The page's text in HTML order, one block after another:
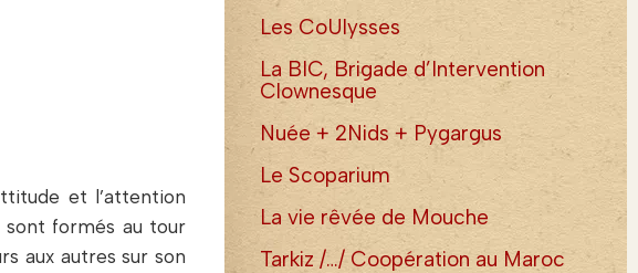
et l’attention
formés au tour
aux autres sur son
Les CoUlysses
La BIC, Brigade d’Intervention
Clownesque
Nuée + 2Nids + Pygargus
Le Scoparium
La vie rêvée de Mouche
Tarkiz /…/ Coopération au Maroc